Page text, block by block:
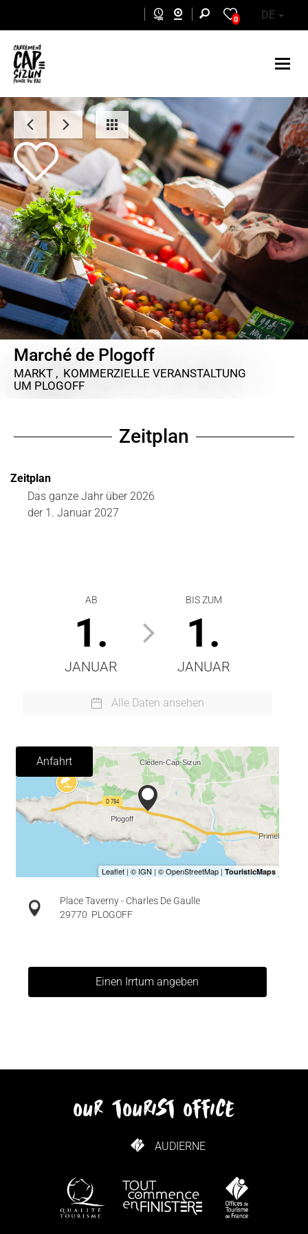
0 DE
Marché de Plogoff
MARKT , KOMMERZIELLE VERANSTALTUNG
UM PLOGOFF
Zeitplan
Zeitplan
Das ganze Jahr über 2026
der 1. Januar 2027
AB
1.
JANUAR
BIS ZUM
1.
JANUAR
Alle Daten ansehen
Anfahrt
Place Taverny - Charles De Gaulle
29770 PLOGOFF
Einen Irrtum angeben
our tourist office
AUDIERNE
WIE KANN ICH KOMMEN?